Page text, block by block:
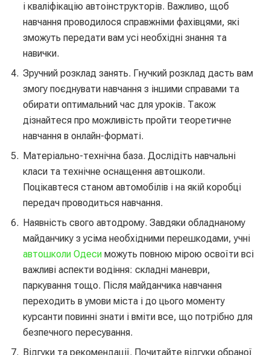
і кваліфікацію автоінструкторів. Важливо, щоб
навчання проводилося справжніми фахівцями, які
зможуть передати вам усі необхідні знання та
навички.
Зручний розклад занять. Гнучкий розклад дасть вам
змогу поєднувати навчання з іншими справами та
обирати оптимальний час для уроків. Також
дізнайтеся про можливість пройти теоретичне
навчання в онлайн-форматі.
Матеріально-технічна база. Дослідіть навчальні
класи та технічне оснащення автошколи.
Поцікавтеся станом автомобілів і на якій коробці
передач проводиться навчання.
Наявність свого автодрому. Завдяки обладнаному
майданчику з усіма необхідними перешкодами, учні
автошколи Одеси можуть повною мірою освоїти всі
важливі аспекти водіння: складні маневри,
паркування тощо. Після майданчика навчання
переходить в умови міста і до цього моменту
курсанти повинні знати і вміти все, що потрібно для
безпечного пересування.
Відгуки та рекомендації. Почитайте відгуки обраної